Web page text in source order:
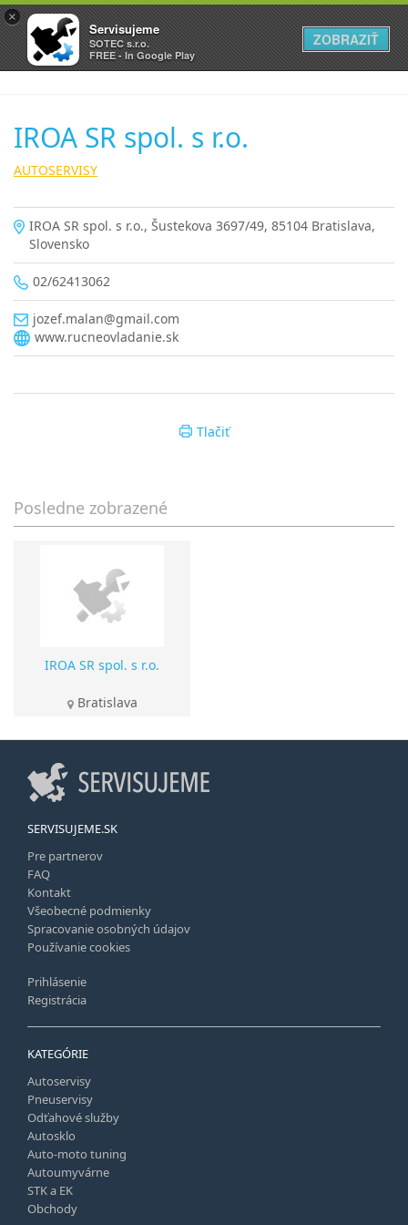
IROA SR spol. s r.o.
AUTOSERVISY
IROA SR spol. s r.o., Šustekova 3697/49, 85104 Bratislava,
Slovensko
02/62413062
jozef.malan@gmail.com
www.rucneovladanie.sk
Tlačiť
Posledne zobrazené
IROA SR spol. s r.o.
Bratislava
SERVISUJEME.SK
Pre partnerov
FAQ
Kontakt
Všeobecné podmienky
Spracovanie osobných údajov
Používanie cookies
Prihlásenie
Registrácia
KATEGÓRIE
Autoservisy
Pneuservisy
Odťahové služby
Autosklo
Auto-moto tuning
Autoumyvárne
STK a EK
Obchody
×
Servisujeme
SOTEC s.r.o.
FREE - In Google Play
ZOBRAZIŤ